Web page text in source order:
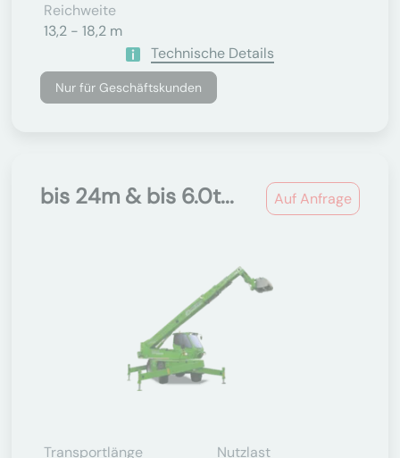
Reichweite
13,2 - 18,2 m
Technische Details
Nur für Geschäftskunden
Auf Anfrage
bis 24m & bis 6.0t...
Transportlänge Nutzlast